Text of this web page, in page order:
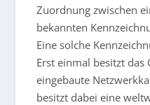
Zuordnung zwischen
bekannten
Eine solche
Erst einmal besitzt
eingebaute
besitzt dabei eine